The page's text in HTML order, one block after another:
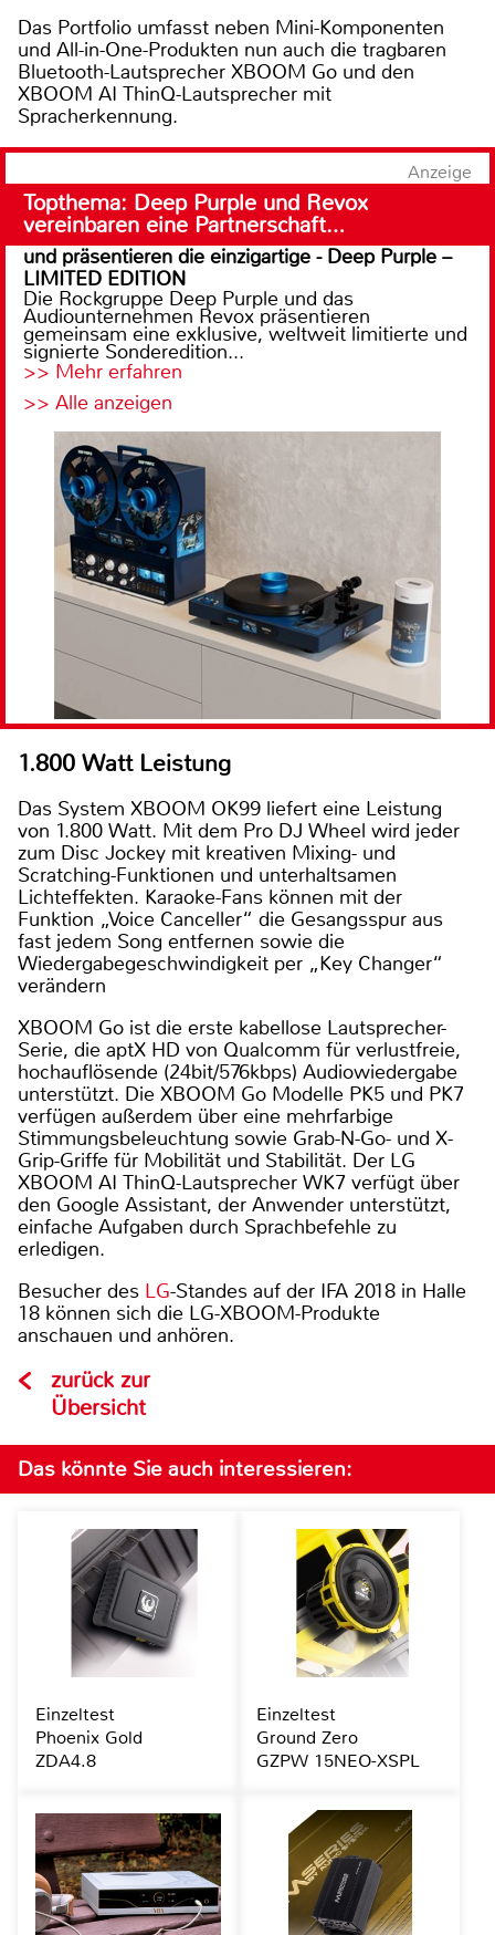
Das Portfolio umfasst neben Mini-Komponenten
und All-in-One-Produkten nun auch die tragbaren
Bluetooth-Lautsprecher XBOOM Go und den
XBOOM AI ThinQ-Lautsprecher mit
Spracherkennung.
Anzeige
Topthema: Deep Purple und Revox
vereinbaren eine Partnerschaft…
und präsentieren die einzigartige - Deep Purple –
LIMITED EDITION
Die Rockgruppe Deep Purple und das
Audiounternehmen Revox präsentieren
gemeinsam eine exklusive, weltweit limitierte und
signierte Sonderedition...
>> Mehr erfahren
>> Alle anzeigen
1.800 Watt Leistung
Das System XBOOM OK99 liefert eine Leistung
von 1.800 Watt. Mit dem Pro DJ Wheel wird jeder
zum Disc Jockey mit kreativen Mixing- und
Scratching-Funktionen und unterhaltsamen
Lichteffekten. Karaoke-Fans können mit der
Funktion „Voice Canceller“ die Gesangsspur aus
fast jedem Song entfernen sowie die
Wiedergabegeschwindigkeit per „Key Changer“
verändern
XBOOM Go ist die erste kabellose Lautsprecher-
Serie, die aptX HD von Qualcomm für verlustfreie,
hochauflösende (24bit/576kbps) Audiowiedergabe
unterstützt. Die XBOOM Go Modelle PK5 und PK7
verfügen außerdem über eine mehrfarbige
Stimmungsbeleuchtung sowie Grab-N-Go- und X-
Grip-Griffe für Mobilität und Stabilität. Der LG
XBOOM AI ThinQ-Lautsprecher WK7 verfügt über
den Google Assistant, der Anwender unterstützt,
einfache Aufgaben durch Sprachbefehle zu
erledigen.
Besucher des LG-Standes auf der IFA 2018 in Halle
18 können sich die LG-XBOOM-Produkte
anschauen und anhören.
zurück zur
Übersicht
Das könnte Sie auch interessieren:
Einzeltest
Phoenix Gold
ZDA4.8
Einzeltest
Ground Zero
GZPW 15NEO-XSPL